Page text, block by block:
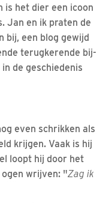
is het dier een icoon
Jan en ik praten de
bij, een blog gewijd
terugkerende bij-
de geschiedenis
even schrikken als
krijgen. Vaak is hij
loopt hij door het
ogen wrijven: "Zag ik